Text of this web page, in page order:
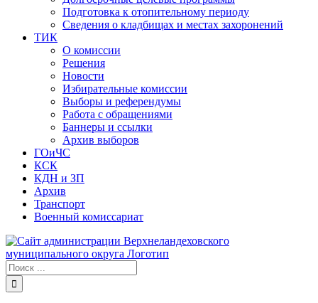
Подготовка к отопительному периоду
Сведения о кладбищах и местах захоронений
ТИК
О комиссии
Решения
Новости
Избирательные комиссии
Выборы и референдумы
Работа с обращениями
Баннеры и ссылки
Архив выборов
ГОиЧС
КСК
КДН и ЗП
Архив
Транспорт
Военный комиссариат
Результат
поиска: